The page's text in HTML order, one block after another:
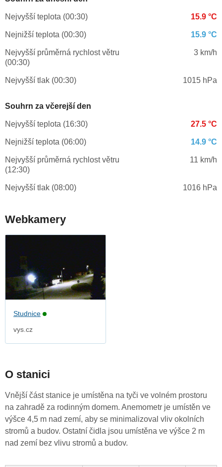
Nejvyšší teplota (00:30) 15.9 °C
Nejnižší teplota (00:30) 15.9 °C
Nejvyšší průměrná rychlost větru
(00:30)
3 km/h
Nejvyšší tlak (00:30) 1015 hPa
Souhrn za včerejší den
Nejvyšší teplota (16:30) 27.5 °C
Nejnižší teplota (06:00) 14.9 °C
Nejvyšší průměrná rychlost větru
(12:30)
11 km/h
Nejvyšší tlak (08:00) 1016 hPa
Webkamery
Studnice
vys.cz
O stanici
Vnější část stanice je umístěna na tyči ve volném prostoru
na zahradě za rodinným domem. Anemometr je umístěn ve
výšce 4,5 m nad zemí, aby se minimalizoval vliv okolních
stromů a budov. Ostatní čidla jsou umístěna ve výšce 2 m
nad zemí bez vlivu stromů a budov.